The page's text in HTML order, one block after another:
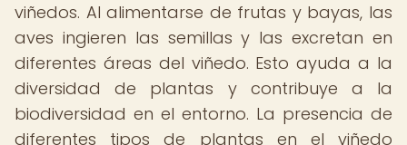
viñedos. Al alimentarse de frutas y bayas, las
aves ingieren las semillas y las excretan en
diferentes áreas del viñedo. Esto ayuda a la
diversidad de plantas y contribuye a la
biodiversidad en el entorno. La presencia de
diferentes tipos de plantas en el viñedo